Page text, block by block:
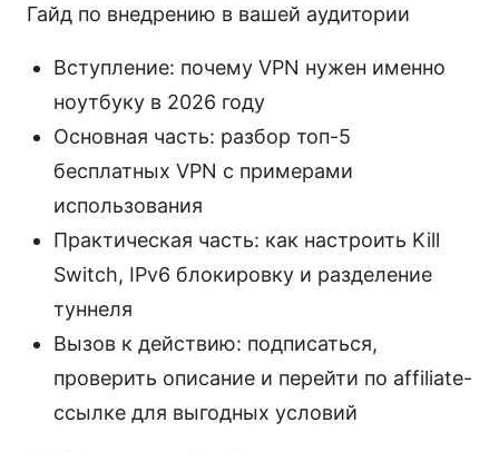
Гайд по внедрению в вашей аудитории
Вступление: почему VPN нужен именно
ноутбуку в 2026 году
Основная часть: разбор топ-5
бесплатных VPN с примерами
использования
Практическая часть: как настроить Kill
Switch, IPv6 блокировку и разделение
туннеля
Вызов к действию: подписаться,
проверить описание и перейти по affiliate-
ссылке для выгодных условий